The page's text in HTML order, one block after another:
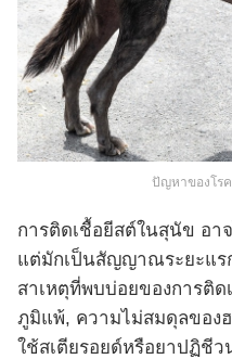
ปัญหาของโร
การติดเชื้อยีสต์ในสุนัข อา
แต่มักเป็นสัญญาณระยะแ
สาเหตุที่พบบ่อยของการติ
ภูมิแพ้, ความไม่สมดุลของ
ใช้สเตียรอยด์หรือยาปฏิชีว